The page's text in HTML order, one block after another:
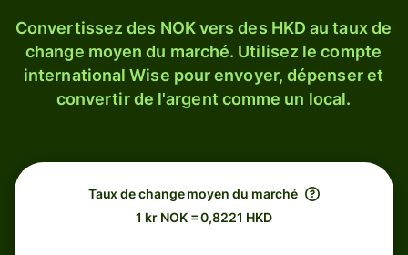
Convertissez des NOK vers des HKD au taux de
change moyen du marché. Utilisez le compte
international Wise pour envoyer, dépenser et
convertir de l'argent comme un local.
Taux de change moyen du marché
1 kr NOK = 0,8221 HKD